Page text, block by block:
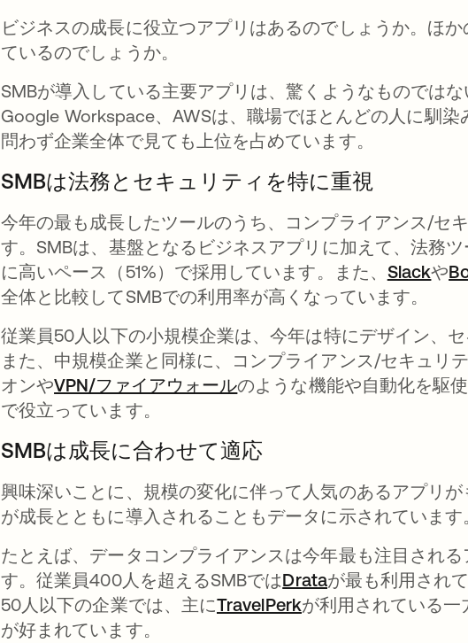
ビジネスの成長に役立つアプリはあるのでしょうか。ほ
ているのでしょうか。
SMBが導入している主要アプリは、驚くようなものでは
Google Workspace、AWSは、職場でほとんどの人に馴
問わず企業全体で見ても上位を占めています。
SMBは法務とセキュリティを特に重視
今年の最も成長したツールのうち、コンプライアンス/セ
す。SMBは、基盤となるビジネスアプリに加えて、法務
に高いペース（51%）で採用しています。また、 Slack新
や
全体と比較してSMBでの利用率が高くなっています。
従業員50人以下の小規模企業は、今年は特にデザイン、
また、中規模企業と同様に、コンプライアンス/セキュリ
オンやVPN/ファイアウォール新しいタブで開く
のような機能や自動化を駆
で役立っています。
SMBは成長に合わせて適応
興味深いことに、規模の変化に伴って人気のあるアプリ
が成長とともに導入されることもデータに示されています
たとえば、データコンプライアンスは今年最も注目される
す。従業員400人を超えるSMBではDrata新しいタブで開く
が最も利用され
50人以下の企業では、主にTravelPerk新しいタブで開く
が利用されている一
が好まれています。